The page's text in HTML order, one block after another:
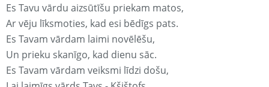
Es Tavu vārdu aizsūtīšu priekam matos,
Ar vēju līksmoties, kad esi bēdīgs pats.
Es Tavam vārdam laimi novēlēšu,
Un prieku skanīgo, kad dienu sāc.
Es Tavam vārdam veiksmi līdzi došu,